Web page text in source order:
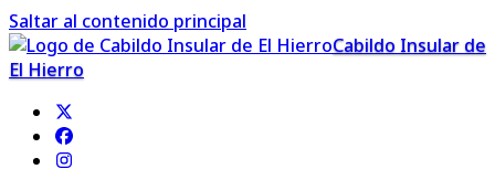
Saltar al contenido principal
Cabildo Insular de
El Hierro